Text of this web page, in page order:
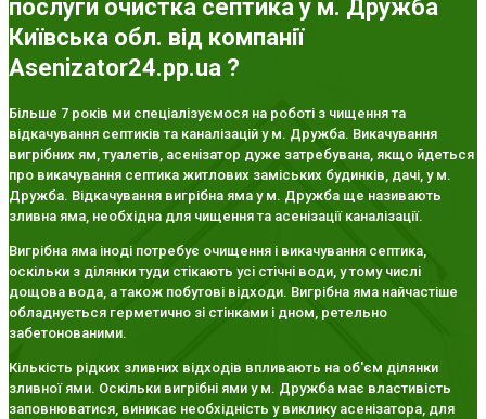
послуги очистка септика у м. Дружба
Київська обл. від компанії
Asenizator24.pp.ua ?
Більше 7 років ми спеціалізуємося на роботі з чищення та
відкачування септиків та каналізацій у м. Дружба. Викачування
вигрібних ям, туалетів, асенізатор дуже затребувана, якщо йдеться
про викачування септика житлових заміських будинків, дачі, у м.
Дружба. Відкачування вигрібна яма у м. Дружба ще називають
зливна яма, необхідна для чищення та асенізації каналізації.
Вигрібна яма іноді потребує очищення і викачування септика,
оскільки з ділянки туди стікають усі стічні води, у тому числі
дощова вода, а також побутові відходи. Вигрібна яма найчастіше
обладнується герметично зі стінками і дном, ретельно
забетонованими.
Кількість рідких зливних відходів впливають на об'єм ділянки
зливної ями. Оскільки вигрібні ями у м. Дружба має властивість
заповнюватися, виникає необхідність у виклику асенізатора, для